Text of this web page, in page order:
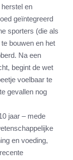
en
geïntegreerd
sporters (die als
bouwen en het
Na een
begint de wet
voelbaar te
gevallen nog
jaar – mede
en voeding,